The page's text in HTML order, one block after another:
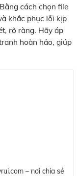
cách chọn file
khắc phục lỗi kịp
rõ ràng. Hãy áp
hoàn hảo, giúp
– nơi chia sẻ